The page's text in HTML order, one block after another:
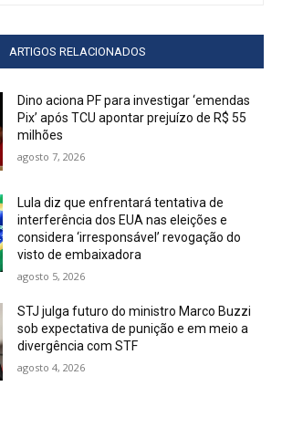
ARTIGOS RELACIONADOS
Dino aciona PF para investigar ‘emendas
Pix’ após TCU apontar prejuízo de R$ 55
milhões
agosto 7, 2026
Lula diz que enfrentará tentativa de
interferência dos EUA nas eleições e
considera ‘irresponsável’ revogação do
visto de embaixadora
agosto 5, 2026
STJ julga futuro do ministro Marco Buzzi
sob expectativa de punição e em meio a
divergência com STF
agosto 4, 2026